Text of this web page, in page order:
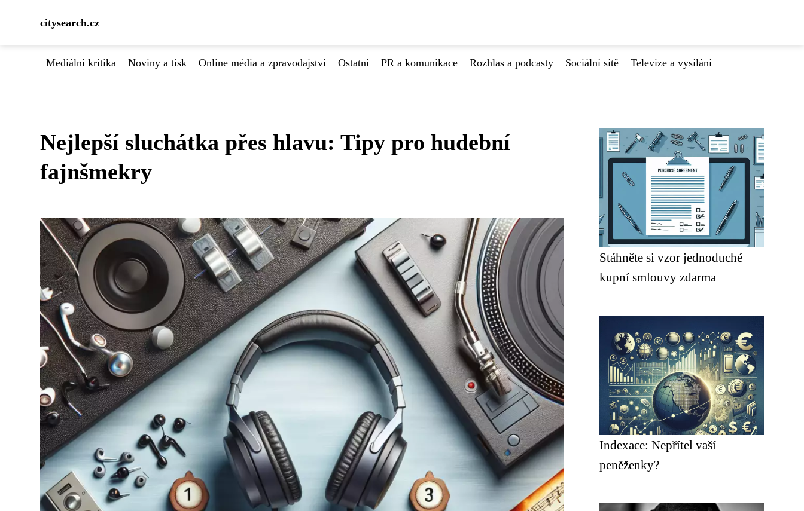
citysearch.cz
Mediální kritika Noviny a tisk Online média a zpravodajství Ostatní PR a komunikace Rozhlas a podcasty Sociální sítě Televize a vysílání
Nejlepší sluchátka přes hlavu: Tipy pro hudební
fajnšmekry
Stáhněte si vzor jednoduché
kupní smlouvy zdarma
Indexace: Nepřítel vaší
peněženky?